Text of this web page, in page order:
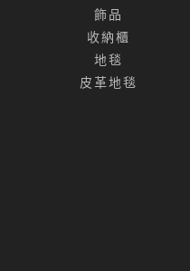
飾品
收納櫃
地毯
皮革地毯